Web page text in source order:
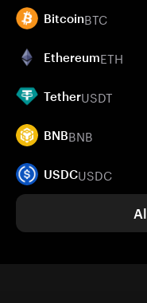
BitcoinBTC
EthereumETH
TetherUSDT
BNBBNB
USDCUSDC